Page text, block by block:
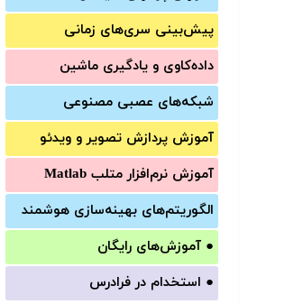
پیش‌‌بینی سری‌‌های زمانی
داده‌کاوی و یادگیری ماشین
شبکه‌های عصبی مصنوعی
آموزش‌ پردازش تصویر و ویدئو
آموزش‌ نرم‌افزار متلب Matlab
الگوریتم‌های بهینه‌سازی هوشمند
● آموزش‌های رایگان
● استخدام در فرادرس